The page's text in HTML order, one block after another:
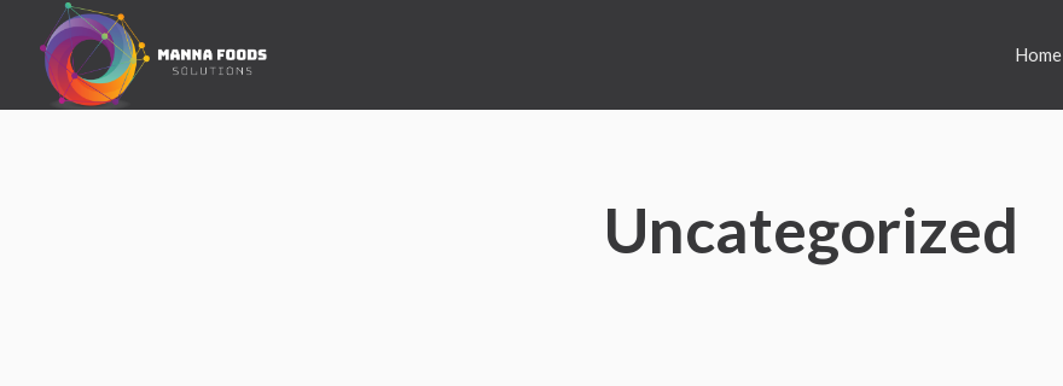
Home
Uncategorized